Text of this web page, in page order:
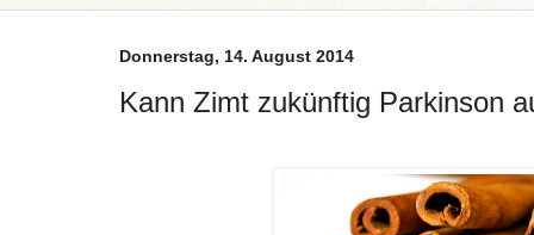
Donnerstag, 14. August 2014
Kann Zimt zukünftig Parkinson